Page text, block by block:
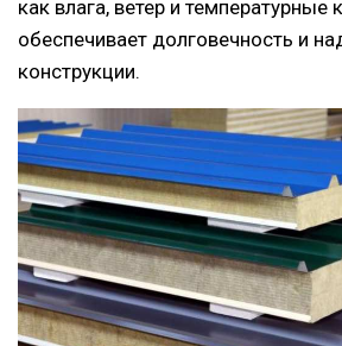
как влага, ветер и температурные
обеспечивает долговечность и
конструкции.